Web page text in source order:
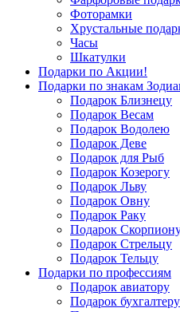
Фоторамки
Хрустальные
Часы
Шкатулки
Подарки по Акции!
Подарки по знакам
Подарок Близнецу
Подарок Весам
Подарок Водолею
Подарок Деве
Подарок для Рыб
Подарок Козерогу
Подарок Льву
Подарок Овну
Подарок Раку
Подарок
Подарок Стрельцу
Подарок Тельцу
Подарки по профессиям
Подарок авиатору
Подарок бухгалтеру